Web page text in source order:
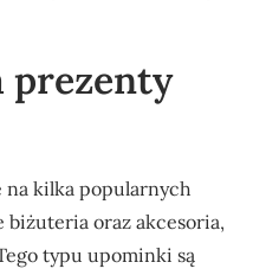
prezenty
kilka popularnych
biżuteria oraz akcesoria,
typu upominki są